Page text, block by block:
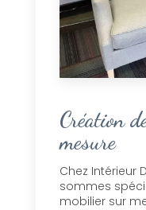
Création
mesure
Chez Intérieur
sommes
mobilier sur